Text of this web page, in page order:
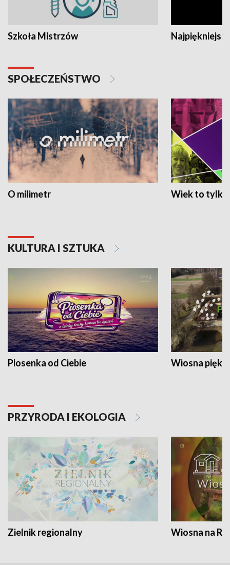
Szkoła Mistrzów
SPOŁECZEŃSTWO
O milimetr Wiek to tylko
KULTURA I SZTUKA
Piosenka od Ciebie Wiosna
PRZYRODA I EKOLOGIA
Zielnik regionalny Wiosna na